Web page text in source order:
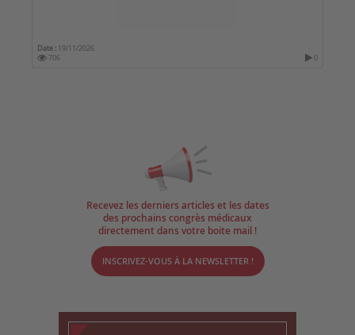
Date : 19/11/2026
706
0
Recevez les derniers articles et les dates
des prochains congrès médicaux
directement dans votre boite mail !
INSCRIVEZ-VOUS À LA NEWSLETTER !